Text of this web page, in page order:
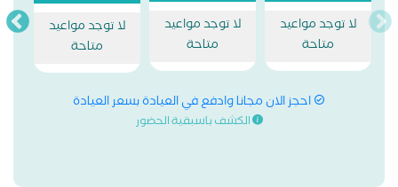
لا توجد مواعيد
متاحة
لا توجد مواعيد
متاحة
لا توجد مواعيد
متاحة
احجز الان مجانا وادفع في العيادة بسعر العيادة
الكشف باسبقية الحضور